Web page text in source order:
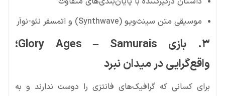
موسیقی متن سینث‌ویو (Synthwave) و اتمسفر نئو-نوآر
۳. بازی Glory Ages – Samurais؛
واقع‌گرایی در میدان نبرد
برای کسانی که گرافیک‌های فانتزی را دوست ندارند و به